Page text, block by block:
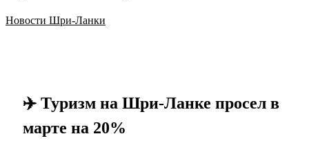
Новости Шри-Ланки
✈️ Туризм на Шри-Ланке просел в
марте на 20%